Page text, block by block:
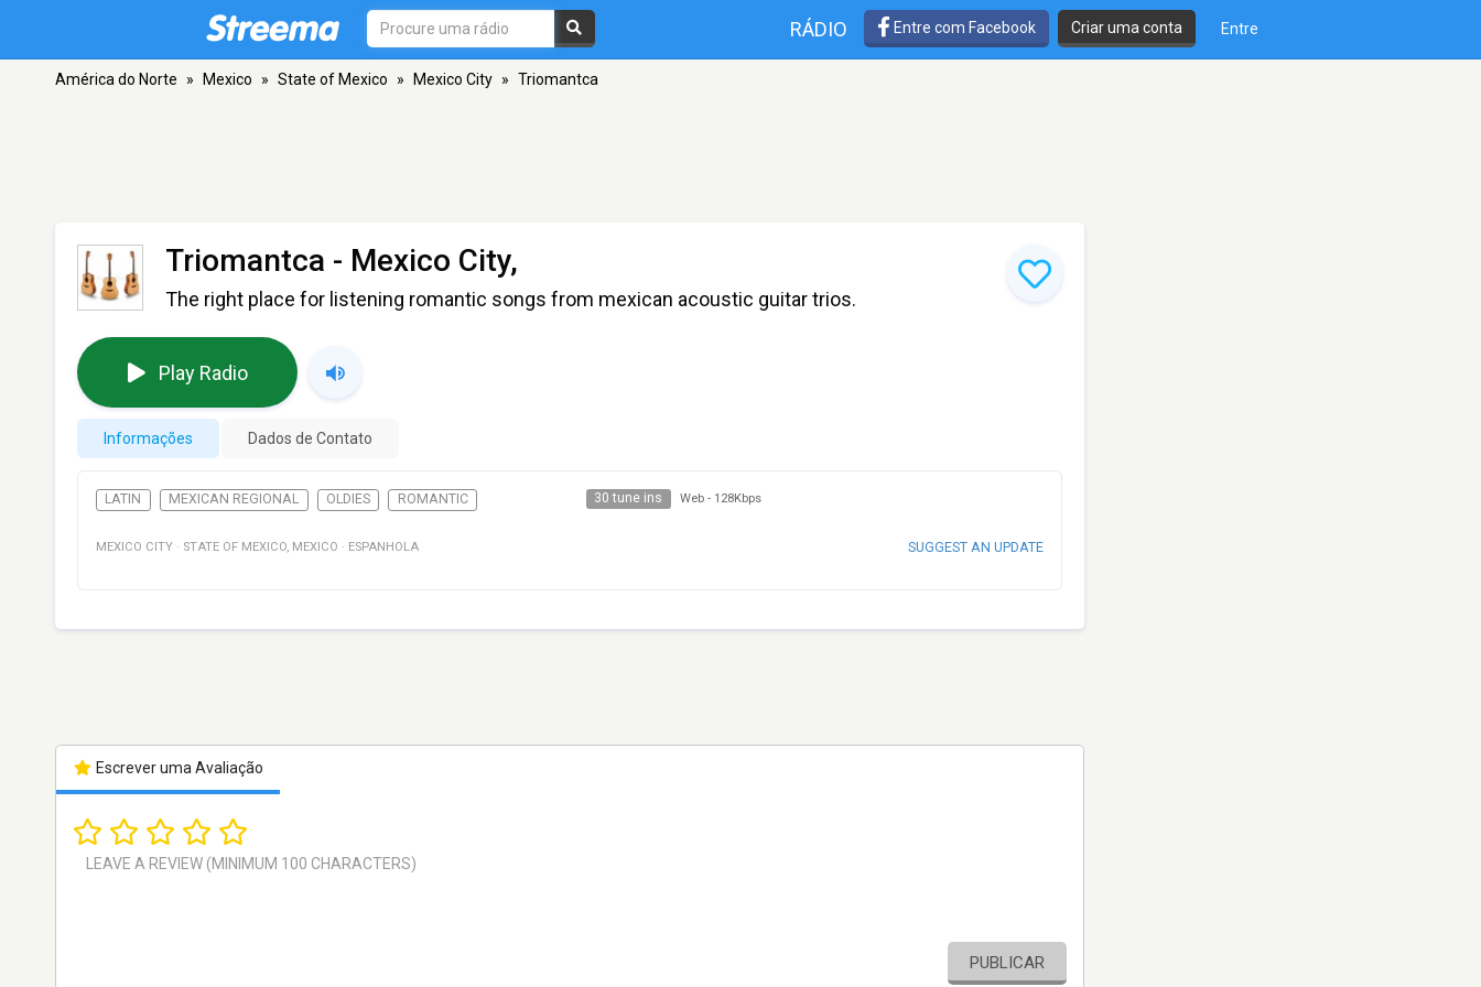
RÁDIO Entre com Facebook Criar uma conta Entre
América do Norte » Mexico » State of Mexico » Mexico City » Triomantca
Triomantca - Mexico City,
The right place for listening romantic songs from mexican acoustic guitar trios.
Play Radio
Informações Dados de Contato
LATIN MEXICAN REGIONAL OLDIES ROMANTIC 30 tune ins Web - 128Kbps
MEXICO CITY · STATE OF MEXICO, MEXICO · ESPANHOLA SUGGEST AN UPDATE
Escrever uma Avaliação
PUBLICAR